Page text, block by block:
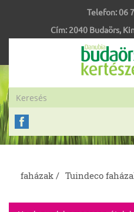
Telefon:06
Cím: 2040 Budaörs,
faházak / Tuindeco